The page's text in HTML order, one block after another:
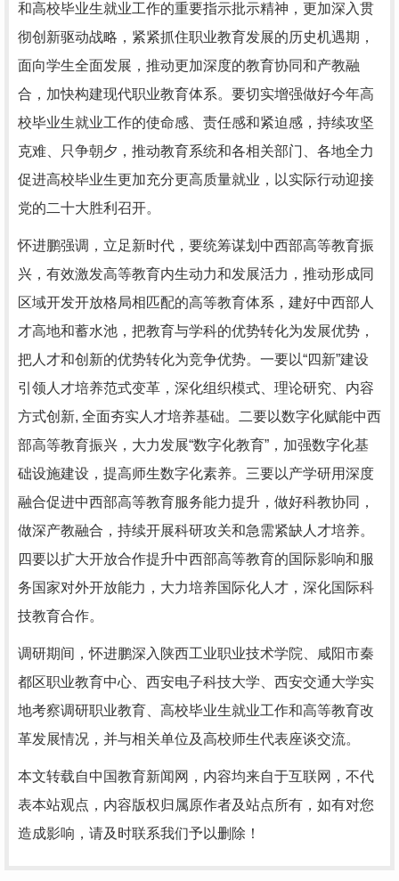
和高校毕业生就业工作的重要指示批示精神，更加深入贯
彻创新驱动战略，紧紧抓住职业教育发展的历史机遇期，
面向学生全面发展，推动更加深度的教育协同和产教融
合，加快构建现代职业教育体系。要切实增强做好今年高
校毕业生就业工作的使命感、责任感和紧迫感，持续攻坚
克难、只争朝夕，推动教育系统和各相关部门、各地全力
促进高校毕业生更加充分更高质量就业，以实际行动迎接
党的二十大胜利召开。
怀进鹏强调，立足新时代，要统筹谋划中西部高等教育振
兴，有效激发高等教育内生动力和发展活力，推动形成同
区域开发开放格局相匹配的高等教育体系，建好中西部人
才高地和蓄水池，把教育与学科的优势转化为发展优势，
把人才和创新的优势转化为竞争优势。一要以“四新”建设
引领人才培养范式变革，深化组织模式、理论研究、内容
方式创新, 全面夯实人才培养基础。二要以数字化赋能中西
部高等教育振兴，大力发展“数字化教育”，加强数字化基
础设施建设，提高师生数字化素养。三要以产学研用深度
融合促进中西部高等教育服务能力提升，做好科教协同，
做深产教融合，持续开展科研攻关和急需紧缺人才培养。
四要以扩大开放合作提升中西部高等教育的国际影响和服
务国家对外开放能力，大力培养国际化人才，深化国际科
技教育合作。
调研期间，怀进鹏深入陕西工业职业技术学院、咸阳市秦
都区职业教育中心、西安电子科技大学、西安交通大学实
地考察调研职业教育、高校毕业生就业工作和高等教育改
革发展情况，并与相关单位及高校师生代表座谈交流。
本文转载自中国教育新闻网，内容均来自于互联网，不代
表本站观点，内容版权归属原作者及站点所有，如有对您
造成影响，请及时联系我们予以删除！